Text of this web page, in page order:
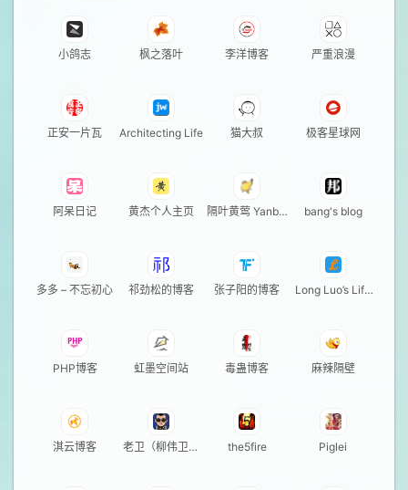
小鸽志 枫之落叶 李洋博客 严重浪漫
正安一片瓦 Architecting Life 猫大叔 极客星球网
阿呆日记 黄杰个人主页
隔叶黄莺 Yanbin
bang's blog
多多 – 不忘初心 祁劲松的博客 张子阳的博客
Long Luo’s Life
PHP博客 虹墨空间站 毒蛊博客 麻辣隔壁
淇云博客
老卫（柳伟卫）
the5fire Piglei